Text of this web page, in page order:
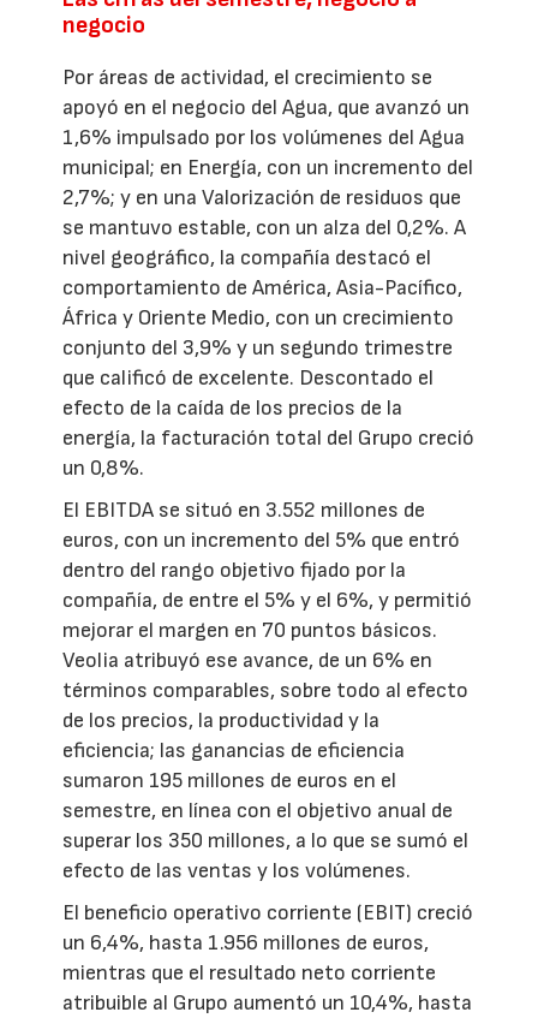
negocio
Por áreas de actividad, el crecimiento se
apoyó en el negocio del Agua, que avanzó un
1,6% impulsado por los volúmenes del Agua
municipal; en Energía, con un incremento del
2,7%; y en una Valorización de residuos que
se mantuvo estable, con un alza del 0,2%. A
nivel geográfico, la compañía destacó el
comportamiento de América, Asia-Pacífico,
África y Oriente Medio, con un crecimiento
conjunto del 3,9% y un segundo trimestre
que calificó de excelente. Descontado el
efecto de la caída de los precios de la
energía, la facturación total del Grupo creció
un 0,8%.
El EBITDA se situó en 3.552 millones de
euros, con un incremento del 5% que entró
dentro del rango objetivo fijado por la
compañía, de entre el 5% y el 6%, y permitió
mejorar el margen en 70 puntos básicos.
Veolia atribuyó ese avance, de un 6% en
términos comparables, sobre todo al efecto
de los precios, la productividad y la
eficiencia; las ganancias de eficiencia
sumaron 195 millones de euros en el
semestre, en línea con el objetivo anual de
superar los 350 millones, a lo que se sumó el
efecto de las ventas y los volúmenes.
El beneficio operativo corriente (EBIT) creció
un 6,4%, hasta 1.956 millones de euros,
mientras que el resultado neto corriente
atribuible al Grupo aumentó un 10,4%, hasta